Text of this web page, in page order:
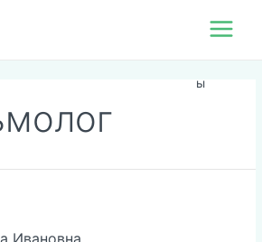
ы
Main
Ивановна